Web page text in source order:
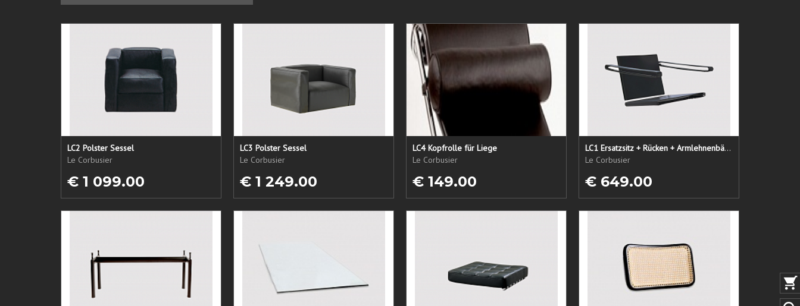
LC2 Polster Sessel
Le Corbusier
€ 1 099.00
LC3 Polster Sessel
Le Corbusier
€ 1 249.00
LC4 Kopfrolle für Liege
Le Corbusier
€ 149.00
LC1 Ersatzsitz + Rücken + Armlehnenbänder
Le Corbusier
€ 649.00